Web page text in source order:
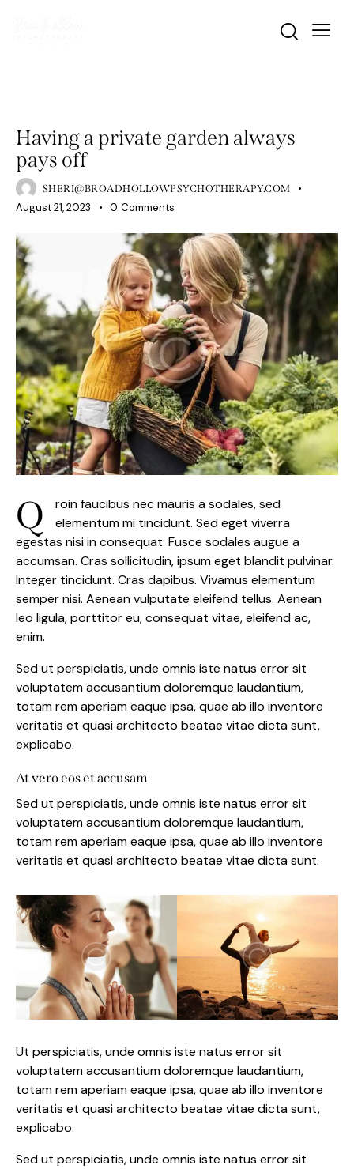
Having a private garden always
pays off
SHERI@BROADHOLLOWPSYCHOTHERAPY.COM
August 21, 2023 0 Comments
Q
roin faucibus nec mauris a sodales, sed
elementum mi tincidunt. Sed eget viverra
egestas nisi in consequat. Fusce sodales augue a
accumsan. Cras sollicitudin, ipsum eget blandit pulvinar.
Integer tincidunt. Cras dapibus. Vivamus elementum
semper nisi. Aenean vulputate eleifend tellus. Aenean
leo ligula, porttitor eu, consequat vitae, eleifend ac,
enim.
Sed ut perspiciatis, unde omnis iste natus error sit
voluptatem accusantium doloremque laudantium,
totam rem aperiam eaque ipsa, quae ab illo inventore
veritatis et quasi architecto beatae vitae dicta sunt,
explicabo.
At vero eos et accusam
Sed ut perspiciatis, unde omnis iste natus error sit
voluptatem accusantium doloremque laudantium,
totam rem aperiam eaque ipsa, quae ab illo inventore
veritatis et quasi architecto beatae vitae dicta sunt.
Ut perspiciatis, unde omnis iste natus error sit
voluptatem accusantium doloremque laudantium,
totam rem aperiam eaque ipsa, quae ab illo inventore
veritatis et quasi architecto beatae vitae dicta sunt,
explicabo.
Sed ut perspiciatis, unde omnis iste natus error sit